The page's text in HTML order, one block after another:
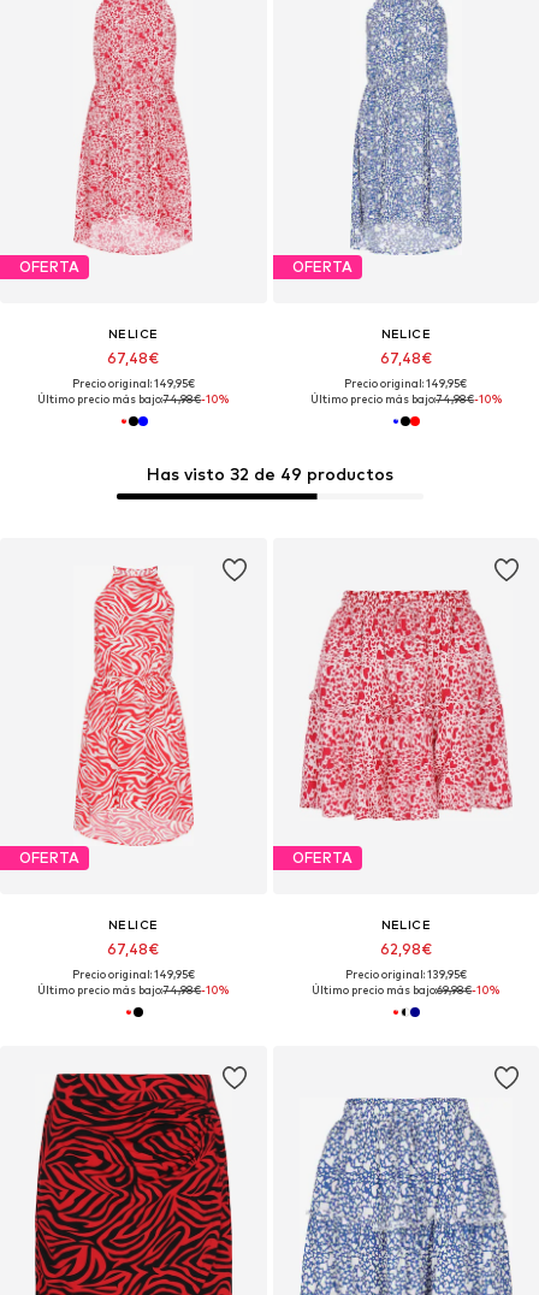
Has visto 32 de 49 productos
OFERTA
NELICE
67,48€
Precio original: 149,95€
Último precio más bajo:74,98€-10%
OFERTA
NELICE
67,48€
Precio original: 149,95€
Último precio más bajo:74,98€-10%
OFERTA
NELICE
67,48€
Precio original: 149,95€
Último precio más bajo:74,98€-10%
OFERTA
NELICE
62,98€
Precio original: 139,95€
Último precio más bajo:69,98€-10%